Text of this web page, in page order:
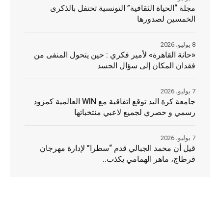
مجلة “الحياة الثقافية” التونسية تحتفل بالذكرى
الخمسين لصدورها
«حانة القاهرة» لأمير فكري : حين يتحول المنفى من
فقدان المكان إلى سؤال الجسد
8 يوليو، 2026
جامعة كرة اليد توقع اتفاقية مع WIN العالمية كمزود
رسمي و حصري لجميع لاعبي منتخباتها
7 يوليو، 2026
قيل أن محمد الجبالي قدم “سطرا” لإدارة مهرجان
قرطاج، ماهر الهمامي يكذب..
7 يوليو، 2026